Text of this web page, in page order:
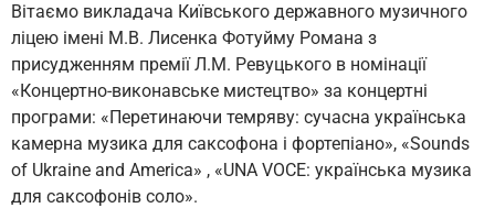
Вітаємо викладача Київського державного музичного
ліцею імені М.В. Лисенка Фотуйму Романа з
присудженням премії Л.М. Ревуцького в номінації
«Концертно-виконавське мистецтво» за концертні
програми: «Перетинаючи темряву: сучасна українська
камерна музика для саксофона і фортепіано», «Sounds
of Ukraine and America» , «UNA VOCE: українська музика
для саксофонів соло».